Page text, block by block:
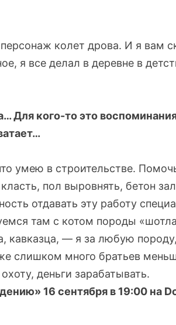
колет дрова. И я вам
я все делал в деревне в
Для кого-то это
умею в строительстве.
пол выровнять, бетон
отдавать эту работу
там с котом породы
кавказца, — я за любую
слишком много братьев
деньги зарабатывать.
16 сентября в 19:00 на